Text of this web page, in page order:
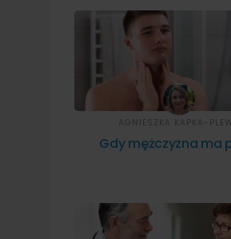
Gdy mężczyzna ma
AGNIESZKA KAPKA-